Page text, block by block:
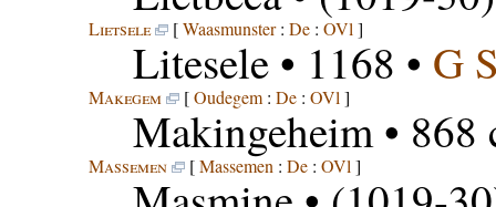
Lietsele [Waasmunster: De: OVl ]
Litesele• 1168 • G
Makegem [Oudegem: De: OVl ]
Makingeheim• 868
Massemen [Massemen : De: OVl ]